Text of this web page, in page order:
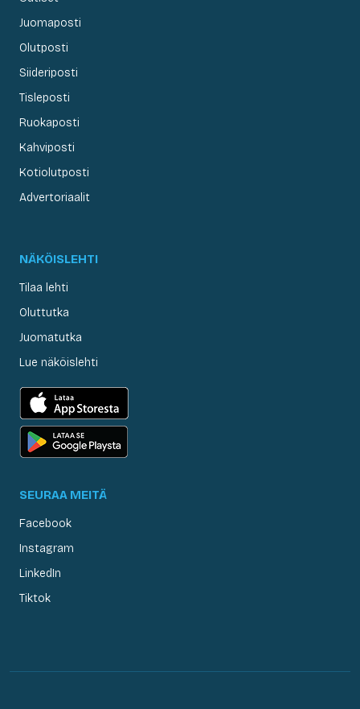
Juomaposti
Olutposti
Siideriposti
Tisleposti
Ruokaposti
Kahviposti
Kotiolutposti
Advertoriaalit
NÄKÖISLEHTI
Tilaa lehti
Oluttutka
Juomatutka
Lue näköislehti
SEURAA MEITÄ
Facebook
Instagram
LinkedIn
Tiktok